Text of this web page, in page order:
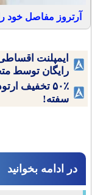
آرتروز مفاصل خود
ایمپلنت
رایگان توسط
۵۰٪ تخفیف
سفته!
در ادامه بخوانید